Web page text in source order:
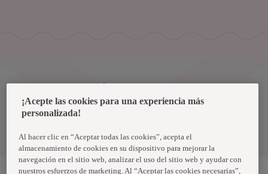
Términos y condiciones
¡Acepte las cookies para una experiencia más
personalizada!
Al hacer clic en “Aceptar todas las cookies”, acepta el
almacenamiento de cookies en su dispositivo para mejorar la
navegación en el sitio web, analizar el uso del sitio web y ayudar con
nuestros esfuerzos de marketing. Al “Aceptar las cookies necesarias”,